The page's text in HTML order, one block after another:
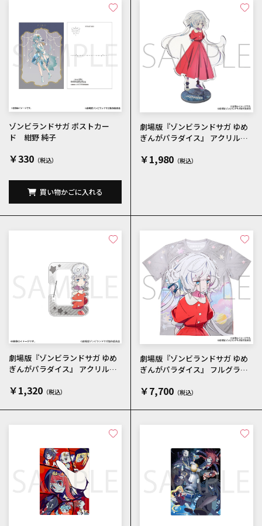
ゾンビランドサガ ポストカー
ド 紺野 純子
￥330
買い物かごに入れる
劇場版『ゾンビランドサガ ゆめ
ぎんがパラダイス』 アクリルス
ュアル
￥1,980
劇場版『ゾンビランドサガ ゆめ
ぎんがパラダイス』 アクリルカ
ュアル
￥1,320
劇場版『ゾンビランドサガ ゆめ
ぎんがパラダイス』 フルグラフ
ンビジュアル
￥7,700